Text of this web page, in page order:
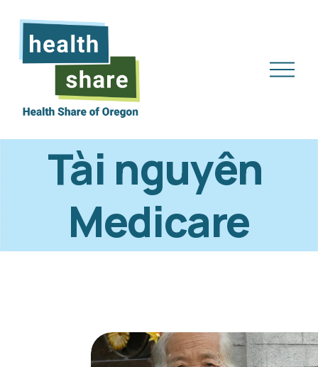
M
n
Tài nguyên
Medicare